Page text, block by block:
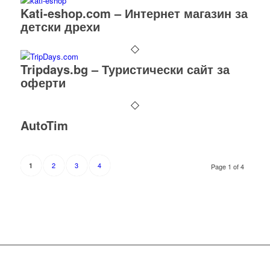
Kati-eshop.com – Интернет магазин за
детски дрехи
Tripdays.bg – Туристически сайт за
оферти
AutoTim
Page 1 of 4
1 2 3 4